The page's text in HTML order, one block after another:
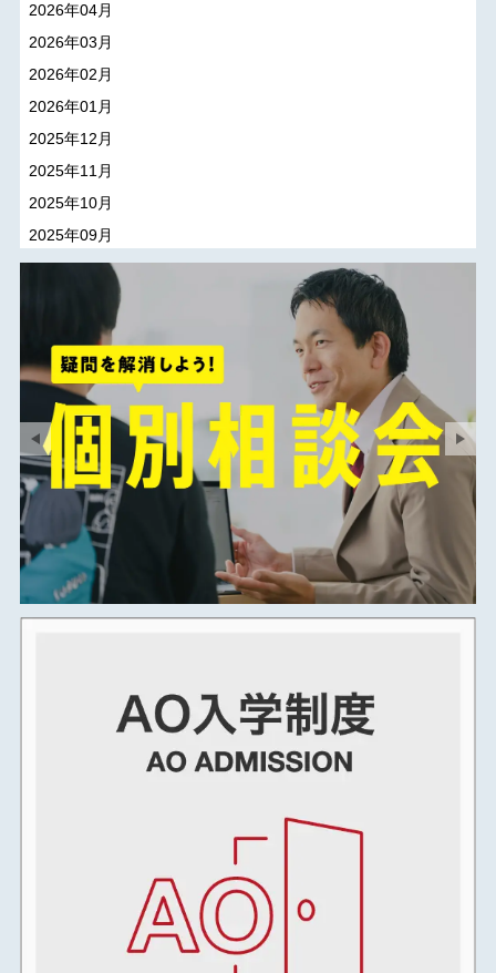
2026年04月
2026年03月
2026年02月
2026年01月
2025年12月
2025年11月
2025年10月
2025年09月
2025年08月
2025年06月
2025年05月
2025年04月
2025年03月
2025年02月
2025年01月
2024年12月
2024年11月
2024年10月
2024年09月